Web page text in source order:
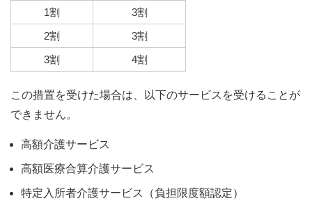
1割
3割
2割
3割
3割
4割
この措置を受けた場合は、以下のサービスを受けることが
できません。
高額介護サービス
高額医療合算介護サービス
特定入所者介護サービス（負担限度額認定）